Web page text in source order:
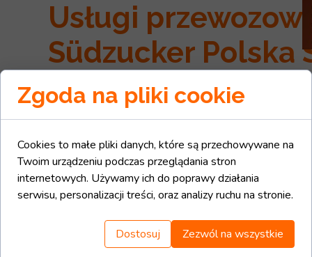
31 marca 2025
Usługi
Südzucker Polska
Spółka POL-TRANS podpisała umowę na
Jest to kolejna tak długoterminowa umowa i
Przy okazji przekazania Państwu powyższej
kolejowych.
Zgoda na pliki cookie
Cookies to małe pliki danych, które są przechowywane na
Twoim urządzeniu podczas przeglądania stron
internetowych. Używamy ich do poprawy działania
serwisu, personalizacji treści, oraz analizy ruchu na stronie.
Dostosuj Zezwól na wszystkie